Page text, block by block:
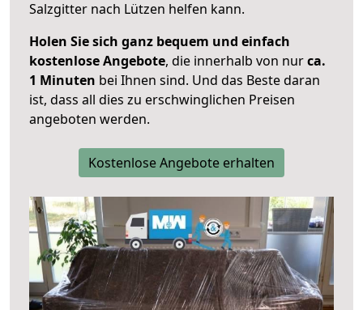
Salzgitter nach Lützen helfen kann.
Holen Sie sich ganz bequem und einfach
kostenlose Angebote, die innerhalb von nurca.
1 Minuten bei Ihnen sind. Und das Beste daran
ist, dass all dies zu erschwinglichen Preisen
angeboten werden.
Kostenlose Angebote erhalten